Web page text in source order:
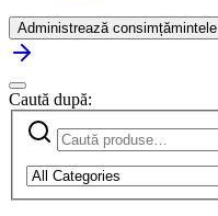
Administrează consimțămintele
Caută după: